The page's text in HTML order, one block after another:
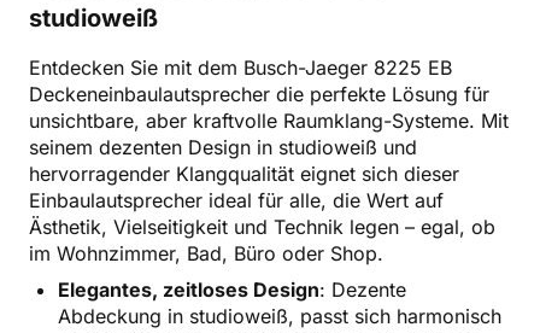
studioweiß
Entdecken Sie mit dem Busch-Jaeger 8225 EB
Deckeneinbaulautsprecher die perfekte Lösung für
unsichtbare, aber kraftvolle Raumklang-Systeme. Mit
seinem dezenten Design in studioweiß und
hervorragender Klangqualität eignet sich dieser
Einbaulautsprecher ideal für alle, die Wert auf
Ästhetik, Vielseitigkeit und Technik legen – egal, ob
im Wohnzimmer, Bad, Büro oder Shop.
Elegantes, zeitloses Design: Dezente
Abdeckung in studioweiß, passt sich harmonisch